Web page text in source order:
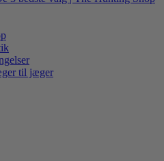
til jæger